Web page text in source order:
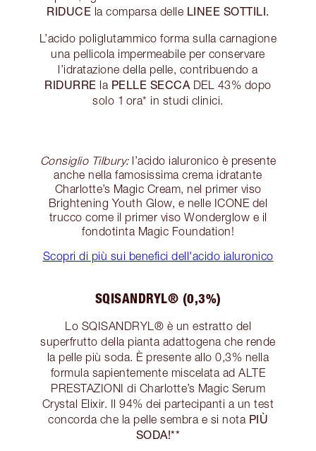
RIDUCE la comparsa delle LINEE SOTTILI.
L’acido poliglutammico forma sulla carnagione
una pellicola impermeabile per conservare
l’idratazione della pelle, contribuendo a
RIDURRE la PELLE SECCA DEL 43% dopo
solo 1 ora* in studi clinici.
Consiglio Tilbury:l’acido ialuronico è presente
anche nella famosissima crema idratante
Charlotte’s Magic Cream, nel primer viso
Brightening Youth Glow, e nelle ICONE del
trucco come il primer viso Wonderglow e il
fondotinta Magic Foundation!
Scopri di più sui benefici dell'acido ialuronico
SQISANDRYL® (0,3%)
Lo SQISANDRYL® è un estratto del
superfrutto della pianta adattogena che rende
la pelle più soda. È presente allo 0,3% nella
formula sapientemente miscelata ad ALTE
PRESTAZIONI di Charlotte’s Magic Serum
Crystal Elixir. Il 94% dei partecipanti a un test
concorda che la pelle sembra e si nota PIÙ
SODA!**